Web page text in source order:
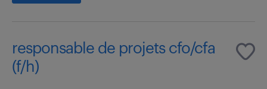
responsable de projets cfo/cfa
(f/h)